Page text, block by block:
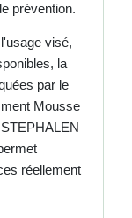
prévention.
visé,
la
par le
Mousse
réellement